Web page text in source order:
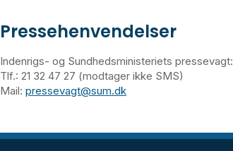
Pressehenvendelser
Indenrigs- og Sundhedsministeriets pressevagt:
Tlf.: 21 32 47 27 (modtager ikke SMS)
Mail: pressevagt@sum.dk